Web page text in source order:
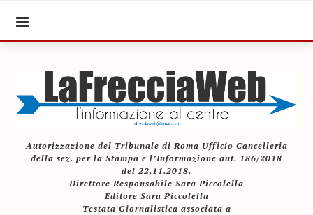
Autorizzazione del Tribunale di Roma Ufficio Cancelleria
della sez. per la Stampa e l’Informazione aut. 186/2018
del 22.11.2018.
Direttore Responsabile Sara Piccolella
Editore Sara Piccolella
Testata Giornalistica associata a